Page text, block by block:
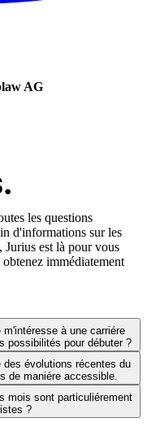
AG
les questions
d'informations sur les
Jurius est là pour vous
immédiatement
possibilités pour débuter ?
de maniére accessible.
?